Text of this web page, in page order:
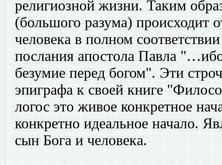
религиозной жизни. Таким
(большого разума) происходит
человека в полном
послания апостола Павла
безумие перед богом". Эти
эпиграфа к своей книге
логос это живое конкретное
конкретно идеальное начало.
сын Бога и человека.